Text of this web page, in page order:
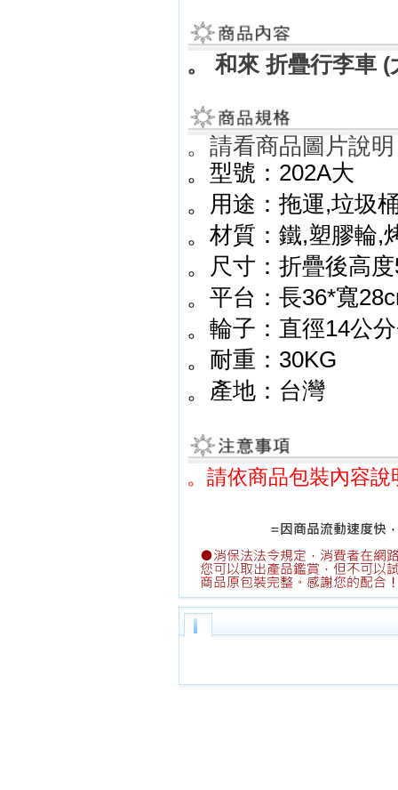
。 和來 折疊行李車
。請看商品圖片說明
。型號：202A大
。用途：拖運,垃圾
。材質：鐵,塑膠輪,
。尺寸：折疊後高
。平台：長36*寬
。輪子：直徑14公
。耐重：30KG
。產地：台灣
。請依商品包裝內容說